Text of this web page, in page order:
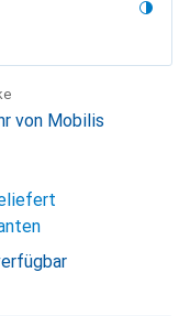
von Mobilis